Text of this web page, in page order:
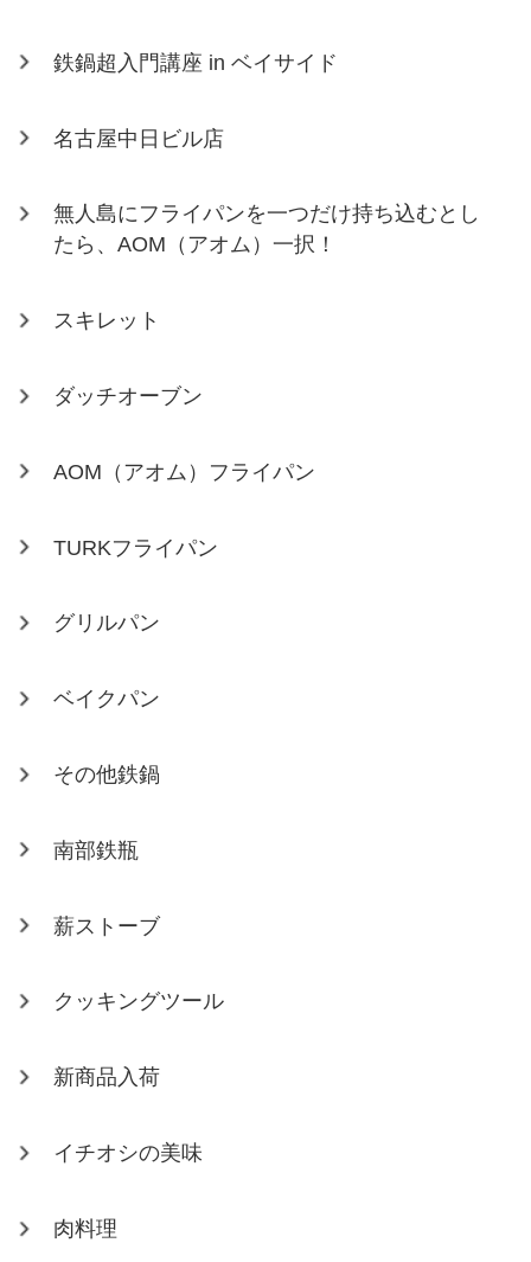
鉄鍋超入門講座 in ベイサイド
名古屋中日ビル店
無人島にフライパンを一つだけ持ち込むとし
たら、AOM（アオム）一択！
スキレット
ダッチオーブン
AOM（アオム）フライパン
TURKフライパン
グリルパン
ベイクパン
その他鉄鍋
南部鉄瓶
薪ストーブ
クッキングツール
新商品入荷
イチオシの美味
肉料理